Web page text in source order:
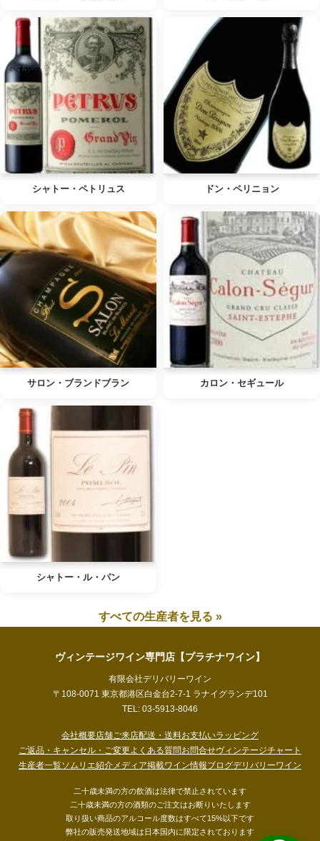
シャトー・ペトリュス ドン・ペリニョン
サロン・ブランドブラン カロン・セギュール
シャトー・ル・パン
すべての生産者を見る »
ヴィンテージワイン専門店【プラチナワイン】
有限会社デリバリーワイン
〒108-0071 東京都港区白金台2-7-1 ラナイグランデ101
TEL: 03-5913-8046
会社概要店舗ご来店配送・送料お支払いラッピング
ご返品・キャンセル・ご変更よくある質問お問合せヴィンテージチャート
生産者一覧ソムリエ紹介メディア掲載ワイン情報ブログデリバリーワイン
二十歳未満の方の飲酒は法律で禁止されています
二十歳未満の方の酒類のご注文はお断りいたします
取り扱い商品のアルコール度数はすべて15%以下です
弊社の販売発送地域は日本国内に限定されております